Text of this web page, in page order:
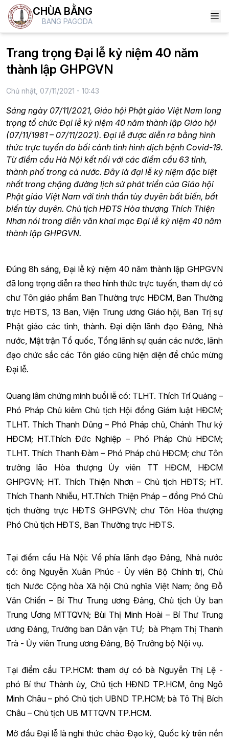
CHÙA BẰNG
BANG PAGODA
Trang trọng Đại lễ kỷ niệm 40 năm
thành lập GHPGVN
Chủ nhật, 07/11/2021 - 10:43
Sáng ngày 07/11/2021, Giáo hội Phật giáo Việt Nam long
trọng tổ chức Đại lễ kỷ niệm 40 năm thành lập Giáo hội
(07/11/1981 – 07/11/2021). Đại lễ được diễn ra bằng hình
thức trực tuyến do bối cảnh tình hình dịch bệnh Covid-19.
Từ điểm cầu Hà Nội kết nối với các điểm cầu 63 tỉnh,
thành phố trong cả nước. Đây là đại lễ kỷ niệm đặc biệt
nhất trong chặng đường lịch sử phát triển của Giáo hội
Phật giáo Việt Nam với tinh thần tùy duyên bất biến, bất
biến tùy duyên. Chủ tịch HĐTS Hòa thượng Thích Thiện
Nhơn nói trong diễn văn khai mạc Đại lễ kỷ niệm 40 năm
thành lập GHPGVN.
Đúng 8h sáng, Đại lễ kỷ niệm 40 năm thành lập GHPGVN
đã long trọng diễn ra theo hình thức trực tuyến, tham dự có
chư Tôn giáo phẩm Ban Thường trực HĐCM, Ban Thường
trực HĐTS, 13 Ban, Viện Trung ương Giáo hội, Ban Trị sự
Phật giáo các tỉnh, thành. Đại diện lãnh đạo Đảng, Nhà
nước, Mật trận Tổ quốc, Tổng lãnh sự quán các nước, lãnh
đạo chức sắc các Tôn giáo cũng hiện diện để chúc mừng
Đại lễ.
Quang lâm chứng minh buổi lễ có: TLHT. Thích Trí Quảng –
Phó Pháp Chủ kiêm Chủ tịch Hội đồng Giám luật HĐCM;
TLHT. Thích Thanh Dũng – Phó Pháp chủ, Chánh Thư ký
HĐCM; HT.Thích Đức Nghiệp – Phó Pháp Chủ HĐCM;
TLHT. Thích Thanh Đàm – Phó Pháp chủ HĐCM; chư Tôn
trưởng lão Hòa thượng Ủy viên TT HĐCM, HĐCM
GHPGVN; HT. Thích Thiện Nhơn – Chủ tịch HĐTS; HT.
Thích Thanh Nhiễu, HT.Thích Thiện Pháp – đồng Phó Chủ
tịch thường trực HĐTS GHPGVN; chư Tôn Hòa thượng
Phó Chủ tịch HĐTS, Ban Thường trực HĐTS.
Tại điểm cầu Hà Nội: Về phía lãnh đạo Đảng, Nhà nước
có: ông Nguyễn Xuân Phúc - Ủy viên Bộ Chính trị, Chủ
tịch Nước Cộng hòa Xã hội Chủ nghĩa Việt Nam; ông Đỗ
Văn Chiến – Bí Thư Trung ương Đảng, Chủ tịch Ủy ban
Trung Ương MTTQVN; Bùi Thị Minh Hoài – Bí Thư Trung
ương Đảng, Trưởng ban Dân vận TƯ; bà Phạm Thị Thanh
Trà - Ủy viên Trung ương Đảng, Bộ Trưởng bộ Nội vụ.
Tại điểm cầu TP.HCM: tham dự có bà Nguyễn Thị Lệ -
phó Bí thư Thành ủy, Chủ tịch HĐND TP.HCM, ông Ngô
Minh Châu – phó Chủ tịch UBND TP.HCM; bà Tô Thị Bích
Châu – Chủ tịch UB MTTQVN TP.HCM.
Mở đầu Đại lễ là nghi thức chào Đạo kỳ, Quốc kỳ trên nền